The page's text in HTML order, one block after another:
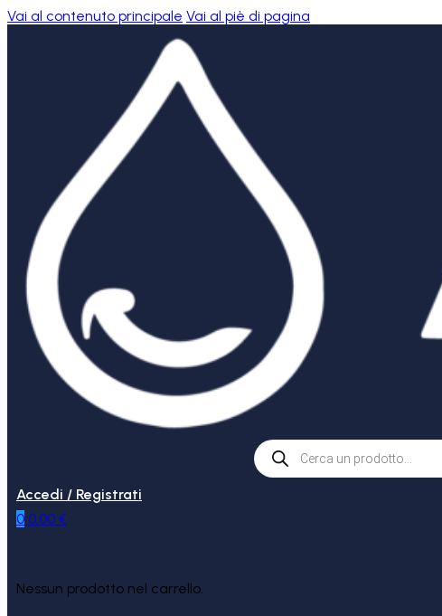
Vai al contenuto principale Vai al piè di pagina
Products
search
Accedi / Registrati
0 0,00 €
Nessun prodotto nel carrello.